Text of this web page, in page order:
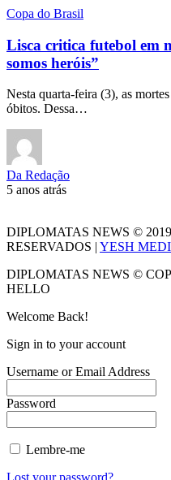
Copa do Brasil
Lisca critica futebol em
somos heróis”
Nesta quarta-feira (3), as
óbitos. Dessa…
Da Redação
5 anos atrás
DIPLOMATAS NEWS ©
RESERVADOS | YESH
DIPLOMATAS NEWS ©
HELLO
Welcome Back!
Sign in to your account
Username or Email Address
Password
Lembre-me